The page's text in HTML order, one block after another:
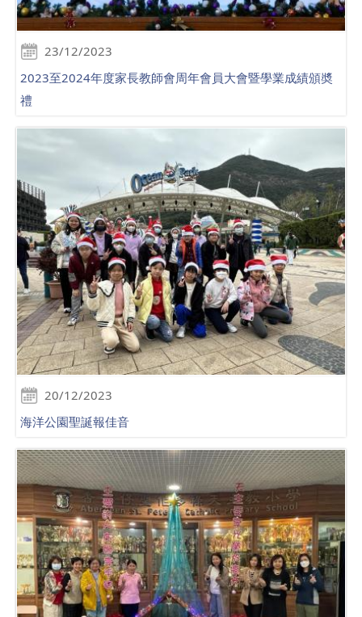
23/12/2023
2023至2024年度家長教師會周年會員大會暨學業成績頒奬
禮
20/12/2023
海洋公園聖誕報佳音